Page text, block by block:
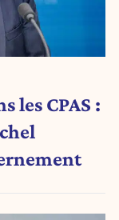
les CPAS :